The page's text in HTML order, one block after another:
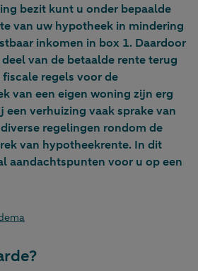
bezit kunt u onder bepaalde
van uw hypotheek in mindering
inkomen in box 1. Daardoor
van de betaalde rente terug
regels voor de
van een eigen woning zijn erg
een verhuizing vaak sprake van
regelingen rondom de
van hypotheekrente. In dit
aandachtspunten voor u op een